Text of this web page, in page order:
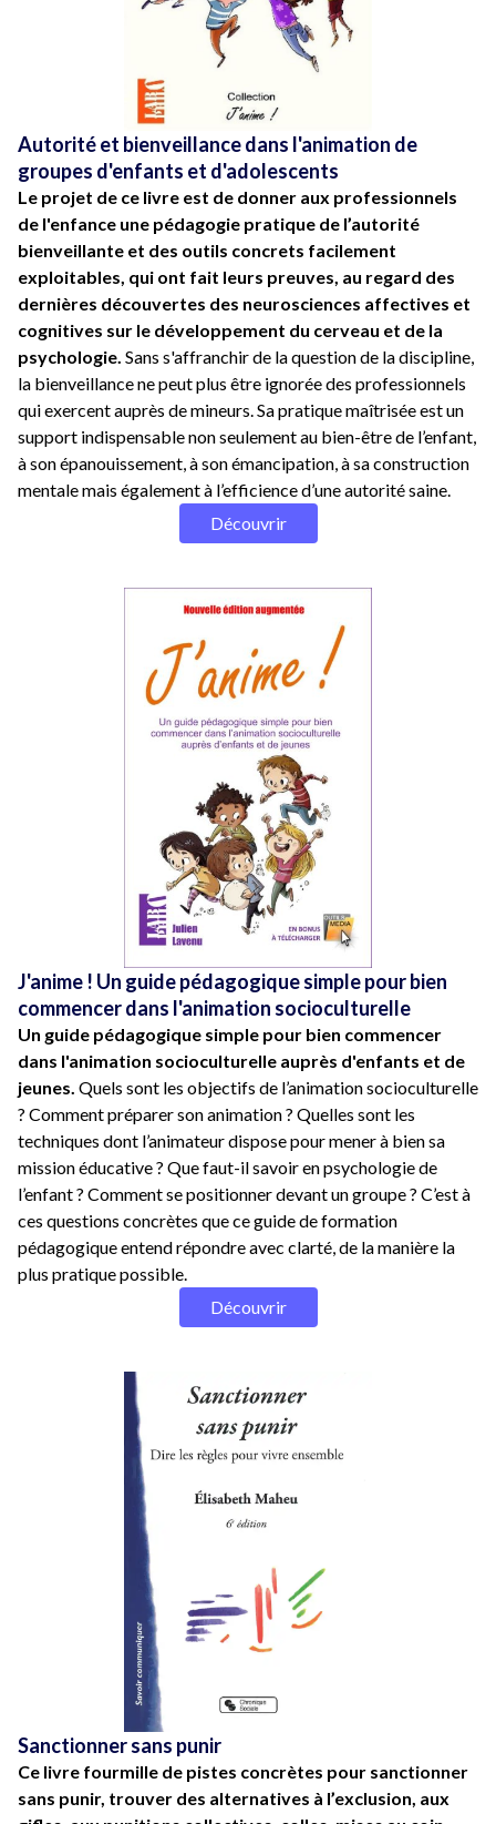
Autorité et bienveillance dans l'animation de
groupes d'enfants et d'adolescents
Le projet de ce livre est de donner aux professionnels
de l'enfance une pédagogie pratique de l’autorité
bienveillante et des outils concrets facilement
exploitables, qui ont fait leurs preuves, au regard des
dernières découvertes des neurosciences affectives et
cognitives sur le développement du cerveau et de la
psychologie. Sans s'affranchir de la question de la discipline,
la bienveillance ne peut plus être ignorée des professionnels
qui exercent auprès de mineurs. Sa pratique maîtrisée est un
support indispensable non seulement au bien-être de l’enfant,
à son épanouissement, à son émancipation, à sa construction
mentale mais également à l’efficience d’une autorité saine.
Découvrir
J'anime ! Un guide pédagogique simple pour bien
commencer dans l'animation socioculturelle
Un guide pédagogique simple pour bien commencer
dans l'animation socioculturelle auprès d'enfants et de
jeunes. Quels sont les objectifs de l’animation socioculturelle
? Comment préparer son animation ? Quelles sont les
techniques dont l’animateur dispose pour mener à bien sa
mission éducative ? Que faut-il savoir en psychologie de
l’enfant ? Comment se positionner devant un groupe ? C’est à
ces questions concrètes que ce guide de formation
pédagogique entend répondre avec clarté, de la manière la
plus pratique possible.
Découvrir
Sanctionner sans punir
Ce livre fourmille de pistes concrètes pour sanctionner
sans punir, trouver des alternatives à l’exclusion, aux